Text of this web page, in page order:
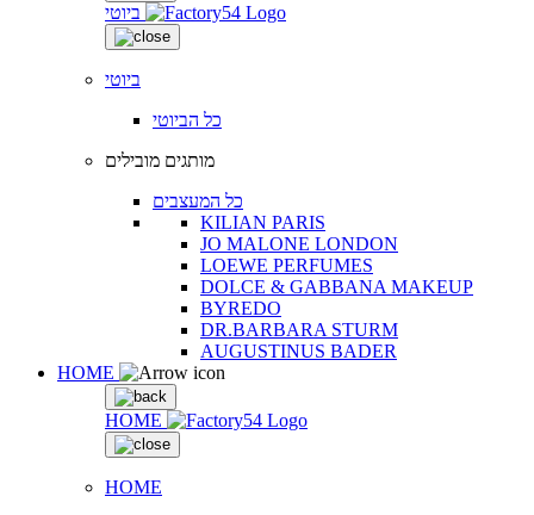
ביוטי
ביוטי
כל הביוטי
מותגים מובילים
כל המעצבים
KILIAN PARIS
JO MALONE LONDON
LOEWE PERFUMES
DOLCE & GABBANA MAKEUP
BYREDO
DR.BARBARA STURM
AUGUSTINUS BADER
HOME
HOME
HOME